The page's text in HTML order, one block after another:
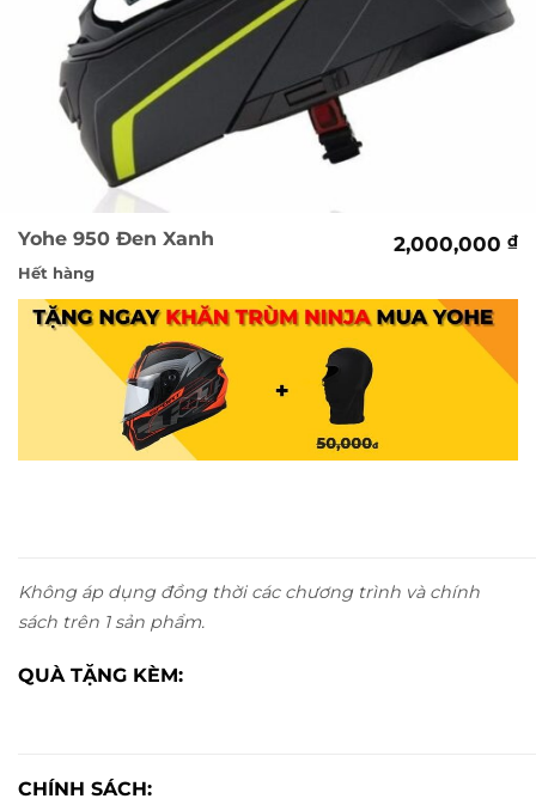
Yohe 950 Đen Xanh 2,000,000 ₫
Hết hàng
Không áp dụng đồng thời các chương trình và chính
sách trên 1 sản phẩm.
QUÀ TẶNG KÈM:
CHÍNH SÁCH: